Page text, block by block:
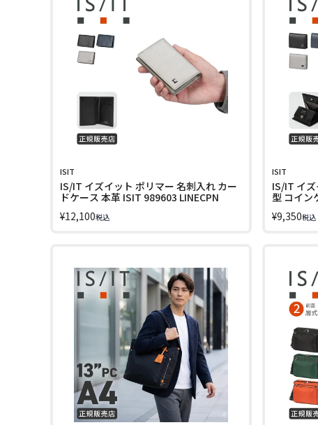
ISIT
IS/IT イズイット ポリマー 名刺入れ カー
ドケース 本革 ISIT 989603 LINECPN
¥12,100税込
ISIT
IS/IT イ
型 コイン
¥9,350税込